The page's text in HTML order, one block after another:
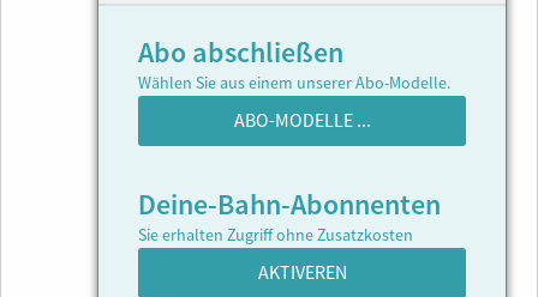
Abo abschließen
Wählen Sie aus einem unserer Abo-Modelle.
ABO-MODELLE ...
Deine-Bahn-Abonnenten
Sie erhalten Zugriff ohne Zusatzkosten
AKTIVEREN